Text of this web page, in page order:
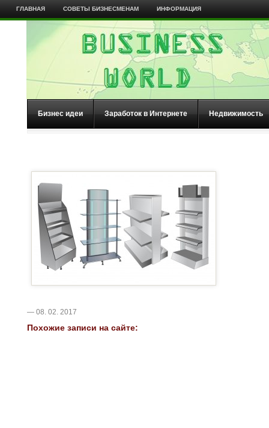
ГЛАВНАЯ СОВЕТЫ БИЗНЕСМЕНАМ ИНФОРМАЦИЯ
Бизнес идеи Заработок в Интернете Недвижимость
— 08. 02. 2017
Похожие записи на сайте: